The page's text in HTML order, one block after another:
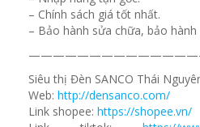
– Chính sách giá tốt nhất.
– Bảo hành sửa chữa, bảo hành
Siêu thị Đèn SANCO Thái
Web: http://densanco.com/
Link shopee: https://shopee.vn/